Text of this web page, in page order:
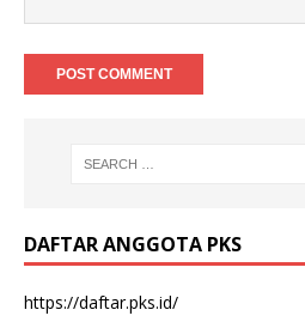
DAFTAR ANGGOTA PKS
https://daftar.pks.id/